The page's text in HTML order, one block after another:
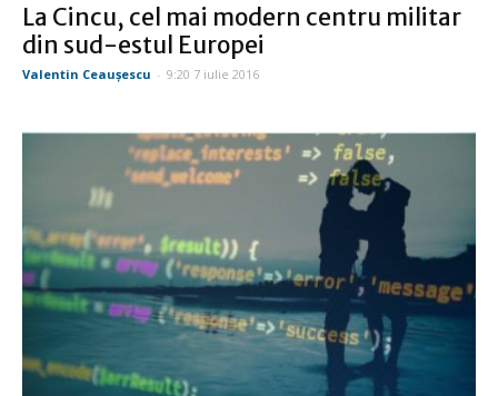
La Cincu, cel mai modern centru militar
din sud-estul Europei
Valentin Ceauşescu - 9:20 7 iulie 2016